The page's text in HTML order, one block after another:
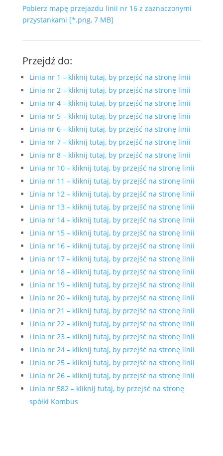
Pobierz mapę przejazdu linii nr 16 z zaznaczonymi
przystankami [*.png, 7 MB]
Przejdź do:
Linia nr 1 – kliknij tutaj, by przejść na stronę linii
Linia nr 2 – kliknij tutaj, by przejść na stronę linii
Linia nr 4 – kliknij tutaj, by przejść na stronę linii
Linia nr 5 – kliknij tutaj, by przejść na stronę linii
Linia nr 6 – kliknij tutaj, by przejść na stronę linii
Linia nr 7 – kliknij tutaj, by przejść na stronę linii
Linia nr 8 – kliknij tutaj, by przejść na stronę linii
Linia nr 10 – kliknij tutaj, by przejść na stronę linii
Linia nr 11 – kliknij tutaj, by przejść na stronę linii
Linia nr 12 – kliknij tutaj, by przejść na stronę linii
Linia nr 13 – kliknij tutaj, by przejść na stronę linii
Linia nr 14 – kliknij tutaj, by przejść na stronę linii
Linia nr 15 – kliknij tutaj, by przejść na stronę linii
Linia nr 16 – kliknij tutaj, by przejść na stronę linii
Linia nr 17 – kliknij tutaj, by przejść na stronę linii
Linia nr 18 – kliknij tutaj, by przejść na stronę linii
Linia nr 19 – kliknij tutaj, by przejść na stronę linii
Linia nr 20 – kliknij tutaj, by przejść na stronę linii
Linia nr 21 – kliknij tutaj, by przejść na stronę linii
Linia nr 22 – kliknij tutaj, by przejść na stronę linii
Linia nr 23 – kliknij tutaj, by przejść na stronę linii
Linia nr 24 – kliknij tutaj, by przejść na stronę linii
Linia nr 25 – kliknij tutaj, by przejść na stronę linii
Linia nr 26 – kliknij tutaj, by przejść na stronę linii
Linia nr 582 – kliknij tutaj, by przejść na stronę
spółki Kombus